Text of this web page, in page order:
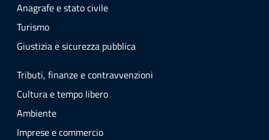
Anagrafe e stato civile
Turismo
Giustizia e sicurezza pubblica
Tributi, finanze e contravvenzioni
Cultura e tempo libero
Ambiente
Imprese e commercio